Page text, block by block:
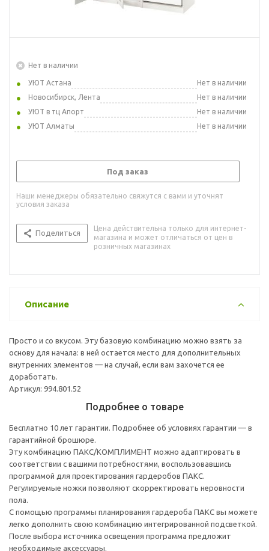
Нет в наличии
УЮТ Астана
Нет в наличии
Новосибирск, Лента
Нет в наличии
УЮТ в тц Апорт
Нет в наличии
УЮТ Алматы
Нет в наличии
Под заказ
Наши менеджеры обязательно свяжутся с вами и уточнят
условия заказа
Поделиться
Цена действительна только для интернет-
магазина и может отличаться от цен в
розничных магазинах
Описание
Просто и со вкусом. Эту базовую комбинацию можно взять за
основу для начала: в ней остается место для дополнительных
внутренних элементов — на случай, если вам захочется ее
доработать.
Артикул: 994.801.52
Подробнее о товаре
Бесплатно 10 лет гарантии. Подробнее об условиях гарантии — в
гарантийной брошюре.
Эту комбинацию ПАКС/КОМПЛИМЕНТ можно адаптировать в
соответствии с вашими потребностями, воспользовавшись
программой для проектирования гардеробов ПАКС.
Регулируемые ножки позволяют скорректировать неровности
пола.
С помощью программы планирования гардероба ПАКС вы можете
легко дополнить свою комбинацию интегрированной подсветкой.
После выбора источника освещения программа предложит
необходимые аксессуары.